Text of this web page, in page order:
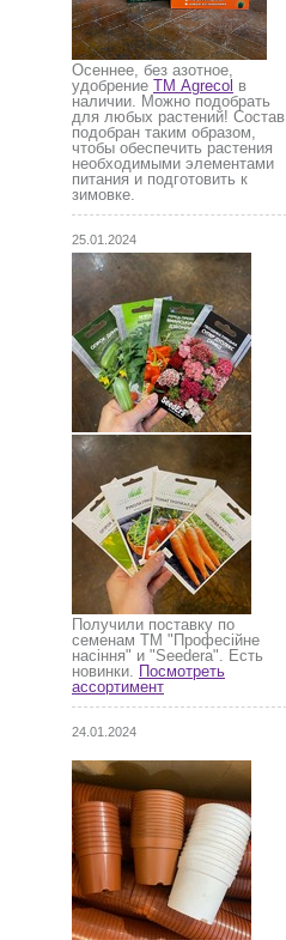
Осеннее, без азотное,
удобрение ТМ Agrecol в
наличии. Можно подобрать
для любых растений! Состав
подобран таким образом,
чтобы обеспечить растения
необходимыми элементами
питания и подготовить к
зимовке.
25.01.2024
Получили поставку по
семенам ТМ "Професійне
насіння" и "Seedera". Есть
новинки. Посмотреть
ассортимент
24.01.2024